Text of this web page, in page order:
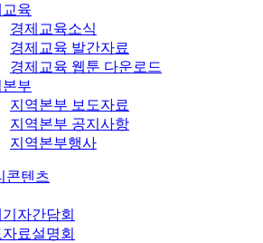
육
경제교육소식
경제교육 발간자료
경제교육 웹툰 다운로드
부
지역본부 보도자료
지역본부 공지사항
지역본부행사
콘텐츠
자간담회
자료설명회